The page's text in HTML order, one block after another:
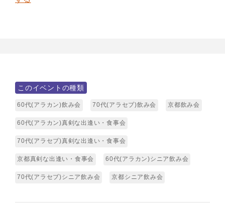
このイベントの種類
60代(アラカン)飲み会 70代(アラセブ)飲み会 京都飲み会
60代(アラカン)真剣な出逢い・食事会
70代(アラセブ)真剣な出逢い・食事会
京都真剣な出逢い・食事会 60代(アラカン)シニア飲み会
70代(アラセブ)シニア飲み会 京都シニア飲み会